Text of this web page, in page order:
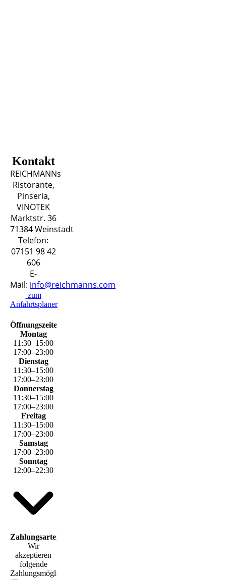
Kontakt
REICHMANNs
Ristorante,
Pinseria,
VINOTEK
Marktstr. 36
71384 Weinstadt
Telefon:
07151 98 42
606
E-
Mail: info@reichmanns.com
zum
Anfahrtsplaner
Öffnungszeiten
Montag
11 :30–15:00
17:00–23:00
Dienstag
11 :30–15:00
17:00–23:00
Donnerstag
11 :30–15:00
17:00–23:00
Freitag
11 :30–15:00
17:00–23:00
Samstag
17:00–23:00
Sonntag
12:00–22:30
Zahlungsarten
Wir
akzeptieren
folgende
Zahlungsmöglichkeiten: